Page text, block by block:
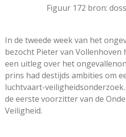
Figuur 172 bron:
In de tweede week van het
bezocht Pieter van Vollenhoven
een uitleg over het
prins had destijds ambities om
luchtvaart-
de eerste voorzitter van de
Veiligheid.